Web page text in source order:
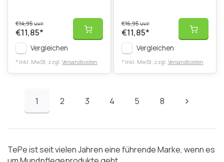
€14,95UVP
€11,85*
Vergleichen
* Inkl. MwSt. zzgl. Versandkosten
€16,95UVP
€11,85*
Vergleichen
* Inkl. MwSt. zzgl. Versandkosten
1 2 3 4 5 8
TePe ist seit vielen Jahren eine führende Marke, wenn es